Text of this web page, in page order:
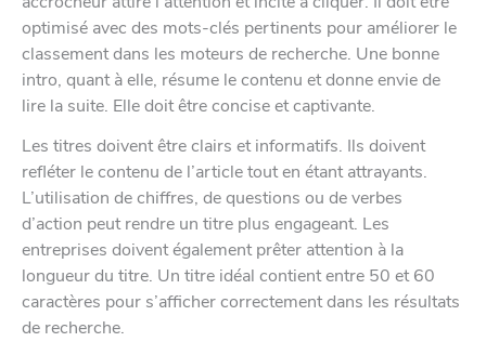
optimisé avec des mots-clés pertinents pour améliorer le
classement dans les moteurs de recherche. Une bonne
intro, quant à elle, résume le contenu et donne envie de
lire la suite. Elle doit être concise et captivante.
Les titres doivent être clairs et informatifs. Ils doivent
refléter le contenu de l’article tout en étant attrayants.
L’utilisation de chiffres, de questions ou de verbes
d’action peut rendre un titre plus engageant. Les
entreprises doivent également prêter attention à la
longueur du titre. Un titre idéal contient entre 50 et 60
caractères pour s’afficher correctement dans les résultats
de recherche.